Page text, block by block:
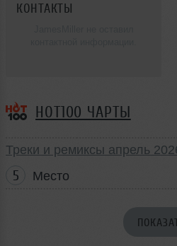
КОНТАКТЫ
HOT100 ЧАРТЫ
Треки и ремиксы апрель
5 Место